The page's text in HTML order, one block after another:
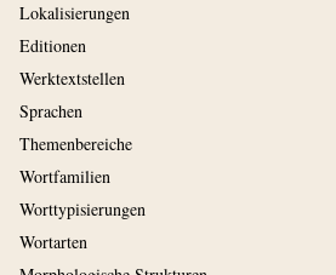
Lokalisierungen
Editionen
Werktextstellen
Sprachen
Themenbereiche
Wortfamilien
Worttypisierungen
Wortarten